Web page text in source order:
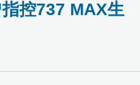
控737 MAX生